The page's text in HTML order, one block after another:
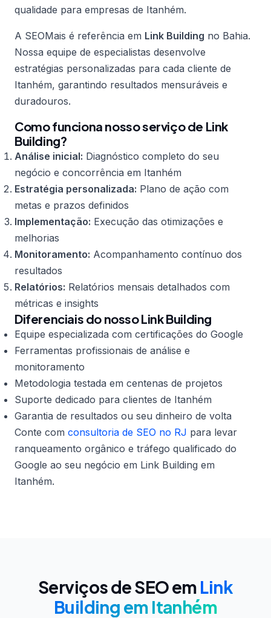
qualidade para empresas de Itanhém.
A SEOMais é referência em Link Building no Bahia.
Nossa equipe de especialistas desenvolve
estratégias personalizadas para cada cliente de
Itanhém, garantindo resultados mensuráveis e
duradouros.
Como funciona nosso serviço de Link
Building?
Análise inicial: Diagnóstico completo do seu
negócio e concorrência em Itanhém
Estratégia personalizada: Plano de ação com
metas e prazos definidos
Implementação: Execução das otimizações e
melhorias
Monitoramento: Acompanhamento contínuo dos
resultados
Relatórios: Relatórios mensais detalhados com
métricas e insights
Diferenciais do nosso Link Building
Equipe especializada com certificações do Google
Ferramentas profissionais de análise e
monitoramento
Metodologia testada em centenas de projetos
Suporte dedicado para clientes de Itanhém
Garantia de resultados ou seu dinheiro de volta
Conte com consultoria de SEO no RJ para levar
ranqueamento orgânico e tráfego qualificado do
Google ao seu negócio em Link Building em
Itanhém.
Serviços de SEO em Link
Building em Itanhém